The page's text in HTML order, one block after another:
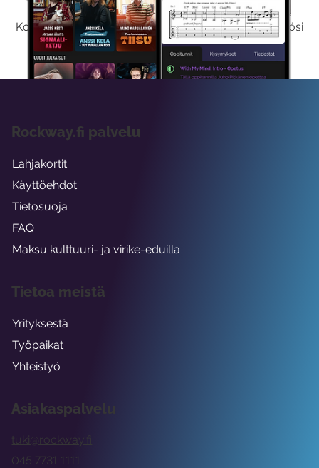
Kokeilemalla ilmaiseksi saat koko sisältömme käyttöösi
viikon ajaksi.
Asiakaspalvelu
tuki@rockway.fi
045 7731 1111
Rockway.fi palvelu
Lahjakortit
Käyttöehdot
Tietosuoja
FAQ
Maksu kulttuuri- ja virike-eduilla
Tietoa meistä
Yrityksestä
Työpaikat
Yhteistyö